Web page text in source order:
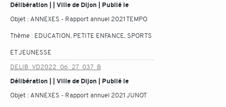
Délibération | | Ville de Dijon | Publié le
Objet : ANNEXES - Rapport annuel 2021 TEMPO
Thème : EDUCATION, PETITE ENFANCE, SPORTS
ET JEUNESSE
DELIB_VD2022_06_27_037_B
Délibération | | Ville de Dijon | Publié le
Objet : ANNEXES - Rapport annuel 2021 JUNOT